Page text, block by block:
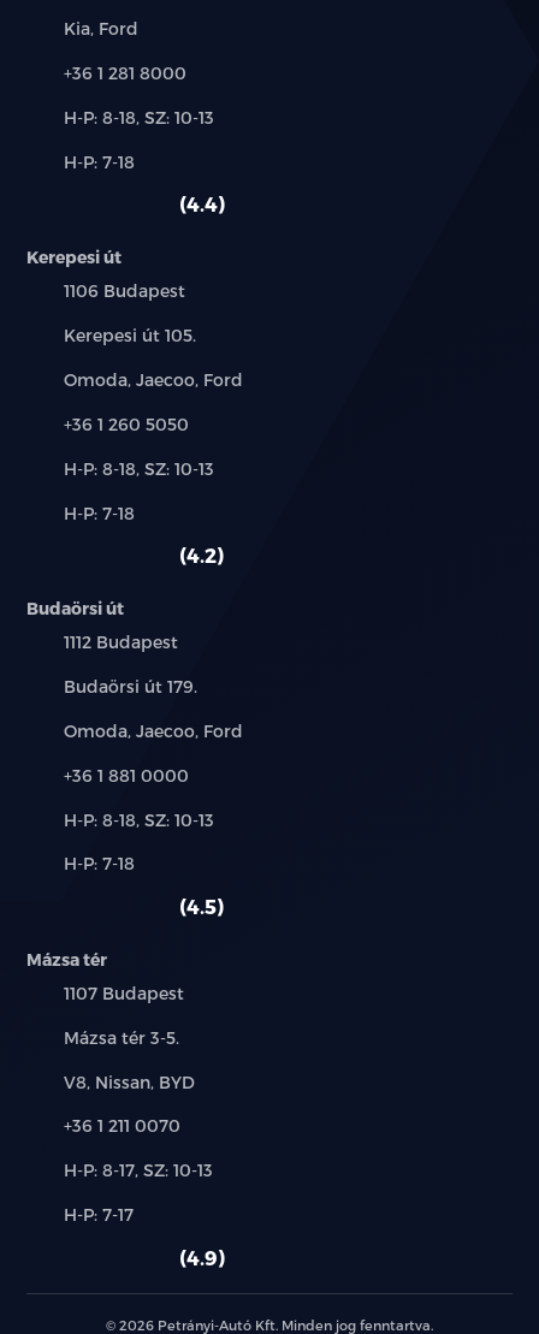
Márkák:
Kia, Ford
Telefon:
+36 1 281 8000
Új-
használt
H-P: 8-18, SZ: 10-13
Alkatrész,
H-P: 7-18
4.4
Kerepesi út
Település:
1106 Budapest
Cím:
Kerepesi út 105.
Márkák:
Omoda, Jaecoo, Ford
Telefon:
+36 1 260 5050
Új-
használt
H-P: 8-18, SZ: 10-13
Alkatrész,
H-P: 7-18
4.2
Budaörsi út
Település:
1112 Budapest
Cím:
Budaörsi út 179.
Márkák:
Omoda, Jaecoo, Ford
Telefon:
+36 1 881 0000
Új-
használt
H-P: 8-18, SZ: 10-13
Alkatrész,
H-P: 7-18
4.5
Mázsa tér
Település:
1107 Budapest
Cím:
Mázsa tér 3-5.
Márkák:
V8, Nissan, BYD
Telefon:
+36 1 211 0070
Új-
használt
H-P: 8-17, SZ: 10-13
Alkatrész,
H-P: 7-17
4.9
© 2026 Petrányi-Autó Kft. Minden jog fenntartva.